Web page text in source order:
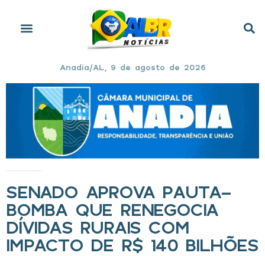
Anadia/AL, 9 de agosto de 2026
SENADO APROVA PAUTA-
BOMBA QUE RENEGOCIA
DÍVIDAS RURAIS COM
IMPACTO DE R$ 140 BILHÕES